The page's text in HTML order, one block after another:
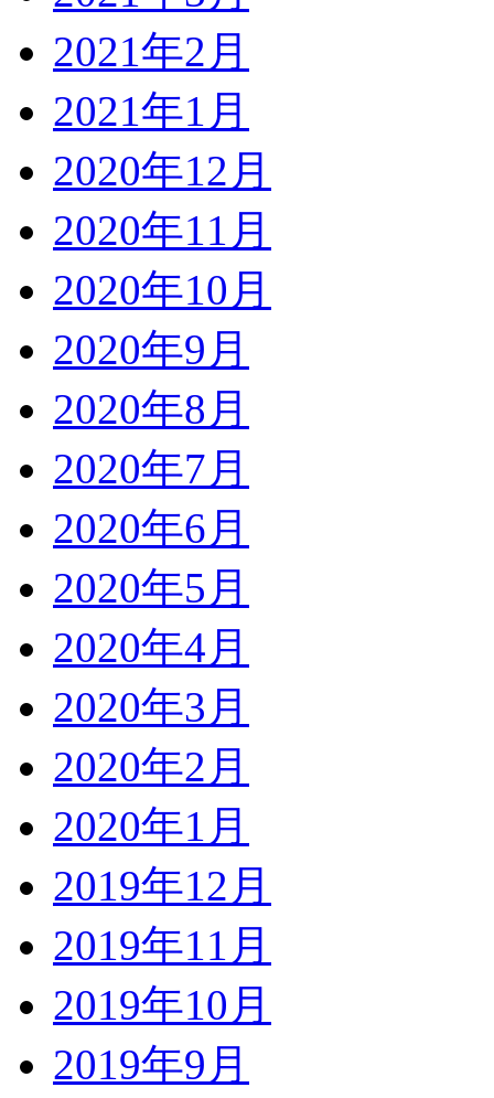
2021年2月
2021年1月
2020年12月
2020年11月
2020年10月
2020年9月
2020年8月
2020年7月
2020年6月
2020年5月
2020年4月
2020年3月
2020年2月
2020年1月
2019年12月
2019年11月
2019年10月
2019年9月